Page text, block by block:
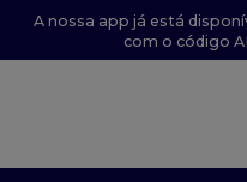
A nossa app já está
com o código